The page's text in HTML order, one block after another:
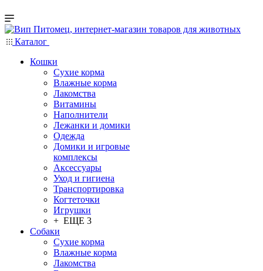
Каталог
Кошки
Сухие корма
Влажные корма
Лакомства
Витамины
Наполнители
Лежанки и домики
Одежда
Домики и игровые
комплексы
Аксессуары
Уход и гигиена
Транспортировка
Когтеточки
Игрушки
+ ЕЩЕ 3
Собаки
Сухие корма
Влажные корма
Лакомства